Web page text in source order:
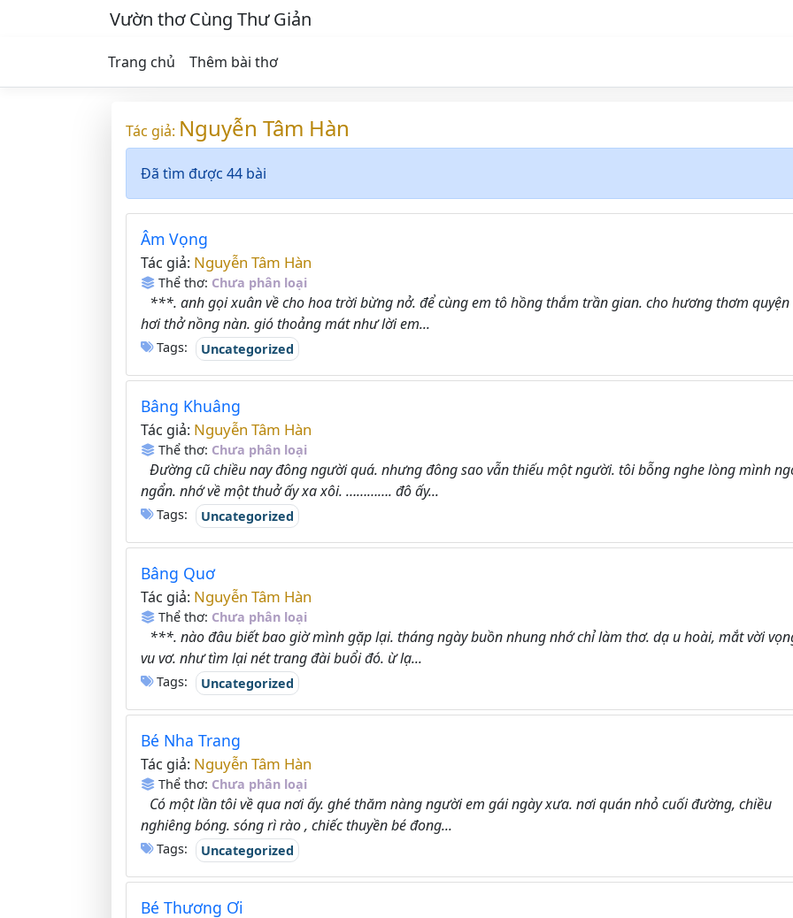
Vườn thơ Cùng Thư Giản
Trang chủ Thêm bài thơ
Tác giả: Nguyễn Tâm Hàn
Đã tìm được 44 bài
Âm Vọng
Tác giả: Nguyễn Tâm Hàn
Thể thơ: Chưa phân loại
***. anh gọi xuân về cho hoa trời bừng nở. để cùng em tô hồng thắm trần gian. cho hương thơm quyện
hơi thở nồng nàn. gió thoảng mát như lời em...
Tags: Uncategorized
Bâng Khuâng
Tác giả: Nguyễn Tâm Hàn
Thể thơ: Chưa phân loại
Đường cũ chiều nay đông người quá. nhưng đông sao vẫn thiếu một người. tôi bỗng nghe lòng mình
ngẩn. nhớ về một thuở ấy xa xôi. …………. đô ấy...
Tags: Uncategorized
Bâng Quơ
Tác giả: Nguyễn Tâm Hàn
Thể thơ: Chưa phân loại
***. nào đâu biết bao giờ mình gặp lại. tháng ngày buồn nhung nhớ chỉ làm thơ. dạ u hoài, mắt vời
vu vơ. như tìm lại nét trang đài buổi đó. ừ lạ...
Tags: Uncategorized
Bé Nha Trang
Tác giả: Nguyễn Tâm Hàn
Thể thơ: Chưa phân loại
Có một lần tôi về qua nơi ấy. ghé thăm nàng người em gái ngày xưa. nơi quán nhỏ cuối đường, chiều
nghiêng bóng. sóng rì rào , chiếc thuyền bé đong...
Tags: Uncategorized
Bé Thương Ơi